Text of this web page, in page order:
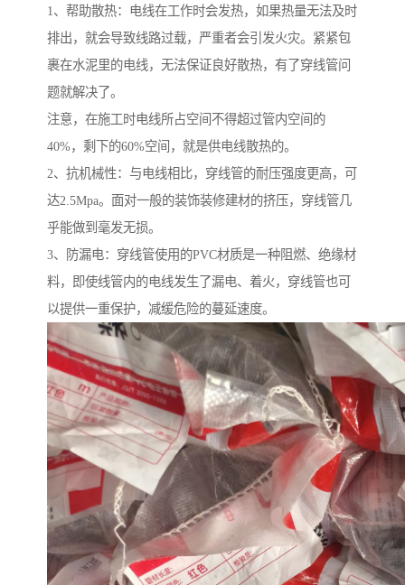
1、帮助散热：电线在工作时会发热，如果热量无法及时
排出，就会导致线路过载，严重者会引发火灾。紧紧包
裹在水泥里的电线，无法保证良好散热，有了穿线管问
题就解决了。
注意，在施工时电线所占空间不得超过管内空间的
40%，剩下的60%空间，就是供电线散热的。
2、抗机械性：与电线相比，穿线管的耐压强度更高，可
达2.5Mpa。面对一般的装饰装修建材的挤压，穿线管几
乎能做到毫发无损。
3、防漏电：穿线管使用的PVC材质是一种阻燃、绝缘材
料，即使线管内的电线发生了漏电、着火，穿线管也可
以提供一重保护，减缓危险的蔓延速度。